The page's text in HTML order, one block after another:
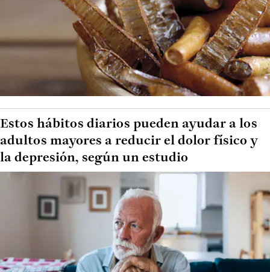
Estos hábitos diarios pueden ayudar a los
adultos mayores a reducir el dolor físico y
la depresión, según un estudio